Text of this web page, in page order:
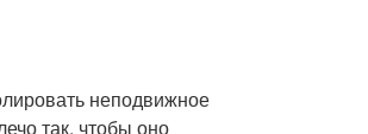
неподвижное
так, чтобы оно